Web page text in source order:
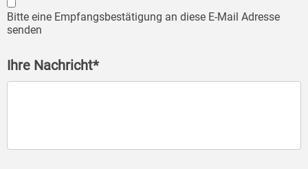
Bitte eine Empfangsbestätigung an diese E-Mail Adresse
senden
Ihre Nachricht*